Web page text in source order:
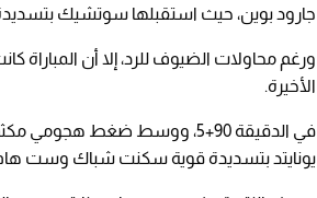
جارود بوين، حيث استقبلها سوتشيك
ورغم محاولات الضيوف للرد، إلا أن المباراة
الأخيرة.
في الدقيقة 90+5، ووسط ضغط
يونايتد بتسديدة قوية سكنت شباك وست هام